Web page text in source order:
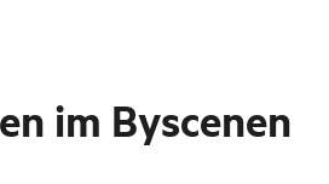
im Byscenen